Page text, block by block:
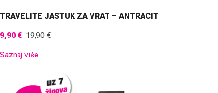
TRAVELITE JASTUK ZA VRAT – ANTRACIT
9,90 € 19,90 €
Saznaj više